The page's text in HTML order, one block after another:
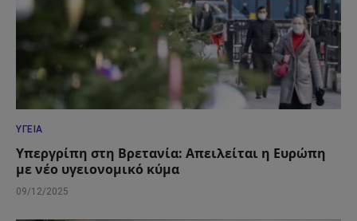
ΥΓΕΊΑ
Υπεργρίπη στη Βρετανία: Απειλείται η Ευρώπη
με νέο υγειονομικό κύμα
09/12/2025